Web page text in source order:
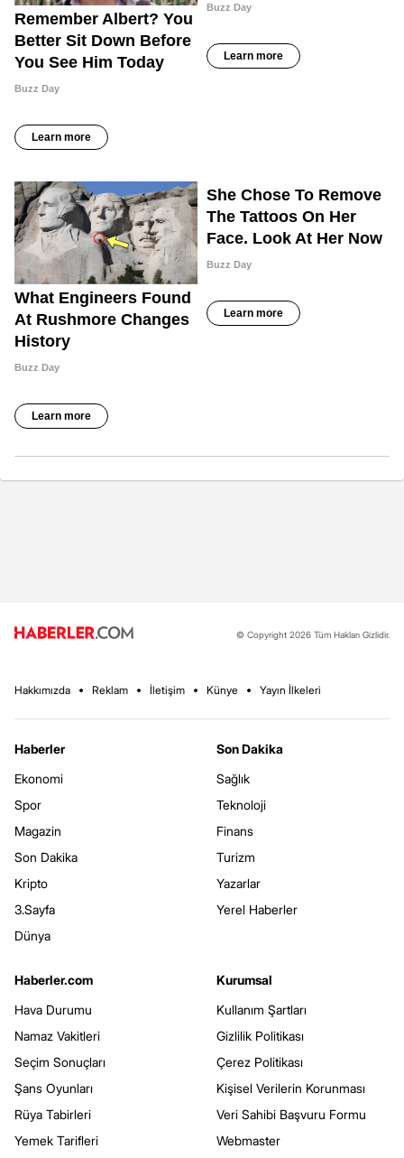
© Copyright 2026 Tüm Hakları Gizlidir.
Hakkımızda Reklam İletişim Künye Yayın İlkeleri
Haberler
Ekonomi
Spor
Magazin
Son Dakika
Kripto
3.Sayfa
Dünya
Son Dakika
Sağlık
Teknoloji
Finans
Turizm
Yazarlar
Yerel Haberler
Haberler.com
Hava Durumu
Namaz Vakitleri
Seçim Sonuçları
Şans Oyunları
Rüya Tabirleri
Yemek Tarifleri
Kurumsal
Kullanım Şartları
Gizlilik Politikası
Çerez Politikası
Kişisel Verilerin Korunması
Veri Sahibi Başvuru Formu
Webmaster